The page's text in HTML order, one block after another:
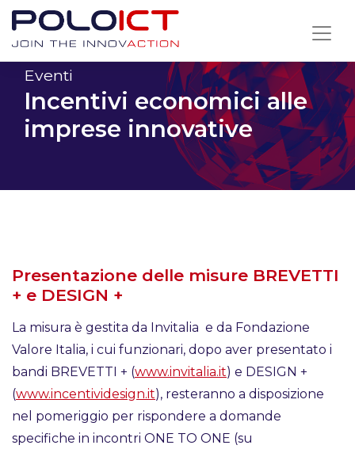
Skip
contentEventi
Incentivi economici alle
imprese innovative
Presentazione delle misure BREVETTI
+ e DESIGN +
La misura è gestita da Invitalia e da Fondazione
Valore Italia, i cui funzionari, dopo aver presentato i
bandi BREVETTI + (www.invitalia.it) e DESIGN +
(www.incentividesign.it), resteranno a disposizione
nel pomeriggio per rispondere a domande
specifiche in incontri ONE TO ONE (su